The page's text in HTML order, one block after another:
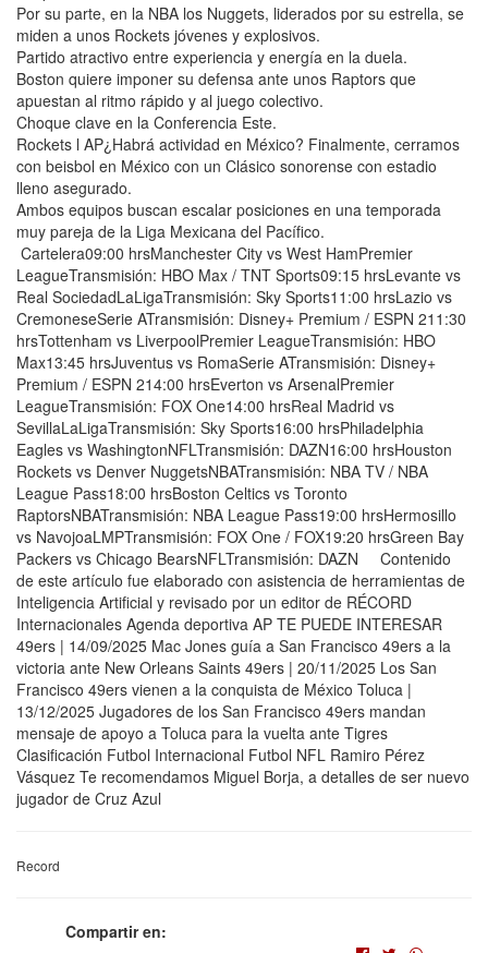
Por su parte, en la NBA los Nuggets, liderados por su estrella, se
miden a unos Rockets jóvenes y explosivos.
Partido atractivo entre experiencia y energía en la duela.
Boston quiere imponer su defensa ante unos Raptors que
apuestan al ritmo rápido y al juego colectivo.
Choque clave en la Conferencia Este.
Rockets l AP¿Habrá actividad en México? Finalmente, cerramos
con beisbol en México con un Clásico sonorense con estadio
lleno asegurado.
Ambos equipos buscan escalar posiciones en una temporada
muy pareja de la Liga Mexicana del Pacífico.
Cartelera09:00 hrsManchester City vs West HamPremier
LeagueTransmisión: HBO Max / TNT Sports09:15 hrsLevante vs
Real SociedadLaLigaTransmisión: Sky Sports11:00 hrsLazio vs
CremoneseSerie ATransmisión: Disney+ Premium / ESPN 211:30
hrsTottenham vs LiverpoolPremier LeagueTransmisión: HBO
Max13:45 hrsJuventus vs RomaSerie ATransmisión: Disney+
Premium / ESPN 214:00 hrsEverton vs ArsenalPremier
LeagueTransmisión: FOX One14:00 hrsReal Madrid vs
SevillaLaLigaTransmisión: Sky Sports16:00 hrsPhiladelphia
Eagles vs WashingtonNFLTransmisión: DAZN16:00 hrsHouston
Rockets vs Denver NuggetsNBATransmisión: NBA TV / NBA
League Pass18:00 hrsBoston Celtics vs Toronto
RaptorsNBATransmisión: NBA League Pass19:00 hrsHermosillo
vs NavojoaLMPTransmisión: FOX One / FOX19:20 hrsGreen Bay
Packers vs Chicago BearsNFLTransmisión: DAZN Contenido
de este artículo fue elaborado con asistencia de herramientas de
Inteligencia Artificial y revisado por un editor de RÉCORD
Internacionales Agenda deportiva AP TE PUEDE INTERESAR
49ers | 14/09/2025 Mac Jones guía a San Francisco 49ers a la
victoria ante New Orleans Saints 49ers | 20/11/2025 Los San
Francisco 49ers vienen a la conquista de México Toluca |
13/12/2025 Jugadores de los San Francisco 49ers mandan
mensaje de apoyo a Toluca para la vuelta ante Tigres
Clasificación Futbol Internacional Futbol NFL Ramiro Pérez
Vásquez Te recomendamos Miguel Borja, a detalles de ser nuevo
jugador de Cruz Azul
Record
Compartir en: